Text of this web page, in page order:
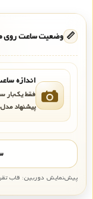
📏 وضعیت ساعت روی
اندازه
فقط یک‌بار
پیشنهاد
پیش‌نمایش دوربین: قاب تقریبی با +۲.۵